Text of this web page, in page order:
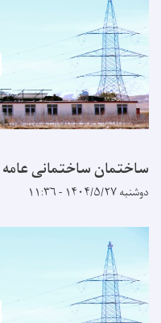
ساختمان ساختمانی عامه
دوشنبه ۱۴۰۴/۵/۲۷ - ۱۱:۳۶